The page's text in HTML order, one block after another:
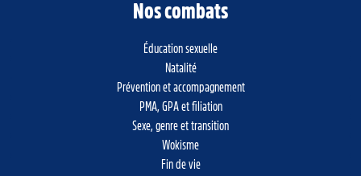
Nos combats
Éducation sexuelle
Natalité
Prévention et accompagnement
PMA, GPA et filiation
Sexe, genre et transition
Wokisme
Fin de vie